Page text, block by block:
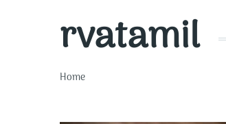
rvatamil
Breadcrumb
Home